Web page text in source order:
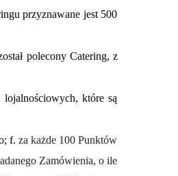
przyznawane jest 500
polecony Catering, z
które są
f.za każde 100 Punktów
Zamówienia, o ile